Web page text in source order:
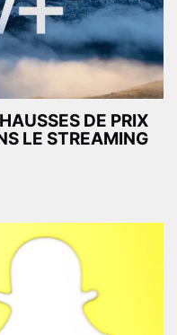
DE PRIX
LE STREAMING